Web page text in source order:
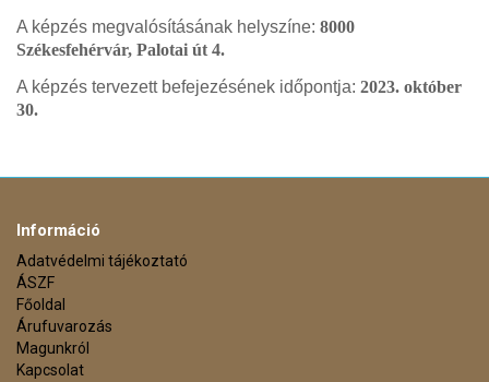
A képzés megvalósításának helyszíne: 8000
Székesfehérvár, Palotai út 4.
A képzés tervezett befejezésének időpontja: 2023. október
30.
Információ
Adatvédelmi tájékoztató
ÁSZF
Főoldal
Árufuvarozás
Magunkról
Kapcsolat